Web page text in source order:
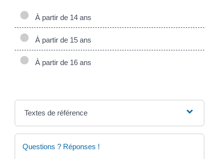
À partir de 14 ans
À partir de 15 ans
À partir de 16 ans
Textes de référence
Questions ? Réponses !